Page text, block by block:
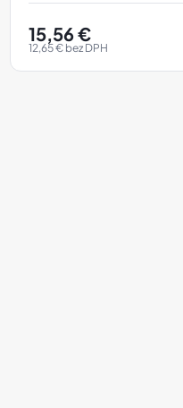
15,56€
12,65€ bez DPH